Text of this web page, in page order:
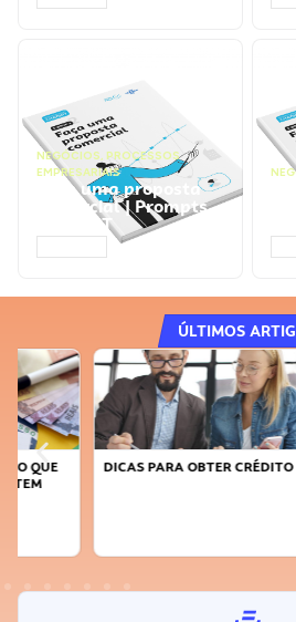
NEGÓCIOS, PROCESSOS
EMPRESARIAIS
Faça uma proposta
comercial | Prompts
ChatGPT
ÚLTIMOS
DICAS PARA OBTER CRÉDITO